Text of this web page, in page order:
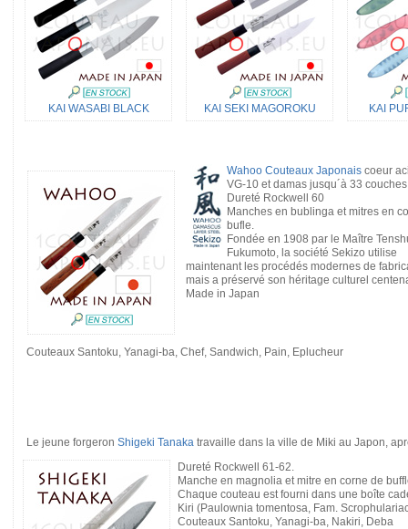
KAI WASABI BLACK KAI SEKI MAGOROKU KAI
Wahoo Couteaux Japonais coeur
VG-10 et damas jusqu´à 33
Dureté Rockwell 60
Manches en bublinga et mitres en
bufle.
Fondée en 1908 par le Maître
Fukumoto, la société Sekizo utilise
maintenant les procédés modernes de
mais a préservé son héritage culturel
Made in Japan
Couteaux Santoku, Yanagi-ba, Chef, Sandwich, Pain, Eplucheur
Le jeune forgeron Shigeki Tanaka travaille dans la ville de Miki au Japon,
Dureté Rockwell 61-62.
Manche en magnolia et mitre en corne de
Chaque couteau est fourni dans une boîte
Kiri (Paulownia tomentosa, Fam.
Couteaux Santoku, Yanagi-ba, Nakiri, Deba